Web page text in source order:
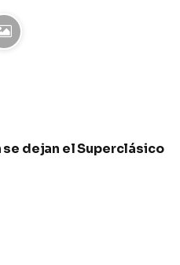
se dejan el Superclásico